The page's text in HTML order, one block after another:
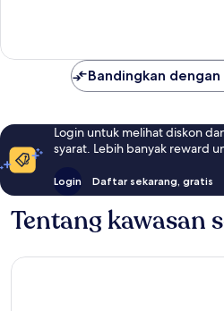
Bandingkan
Login untuk melihat diskon
syarat. Lebih banyak reward
Login Daftar sekarang, gratis
Tentang kawasan